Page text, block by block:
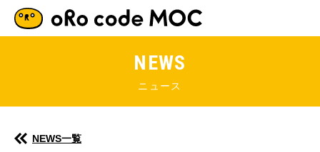
PHILOSOPHY
NEWS
NEWS一覧